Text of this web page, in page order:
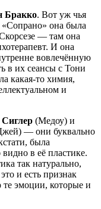
Бракко. Вот уж чья
«Сопрано» она была
— там она
И она
вовлечённую
в их сеансы с Тони
какая-то химия,
и
(Медоу) и
— они буквально
была
в её пластике.
так натурально,
и есть признак
эмоции, которые и